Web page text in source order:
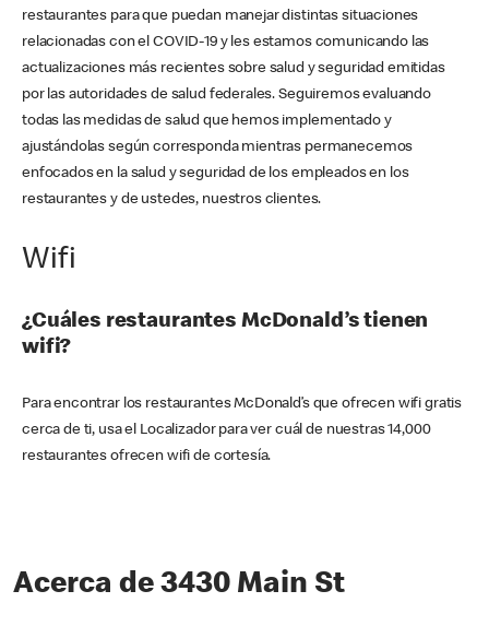
restaurantes para que puedan manejar distintas situaciones
relacionadas con el COVID-19 y les estamos comunicando las
actualizaciones más recientes sobre salud y seguridad emitidas
por las autoridades de salud federales. Seguiremos evaluando
todas las medidas de salud que hemos implementado y
ajustándolas según corresponda mientras permanecemos
enfocados en la salud y seguridad de los empleados en los
restaurantes y de ustedes, nuestros clientes.
Wifi
¿Cuáles restaurantes McDonald’s tienen
wifi?
Para encontrar los restaurantes McDonald’s que ofrecen wifi gratis
cerca de ti, usa el Localizador para ver cuál de nuestras 14,000
restaurantes ofrecen wifi de cortesía.
Acerca de 3430 Main St